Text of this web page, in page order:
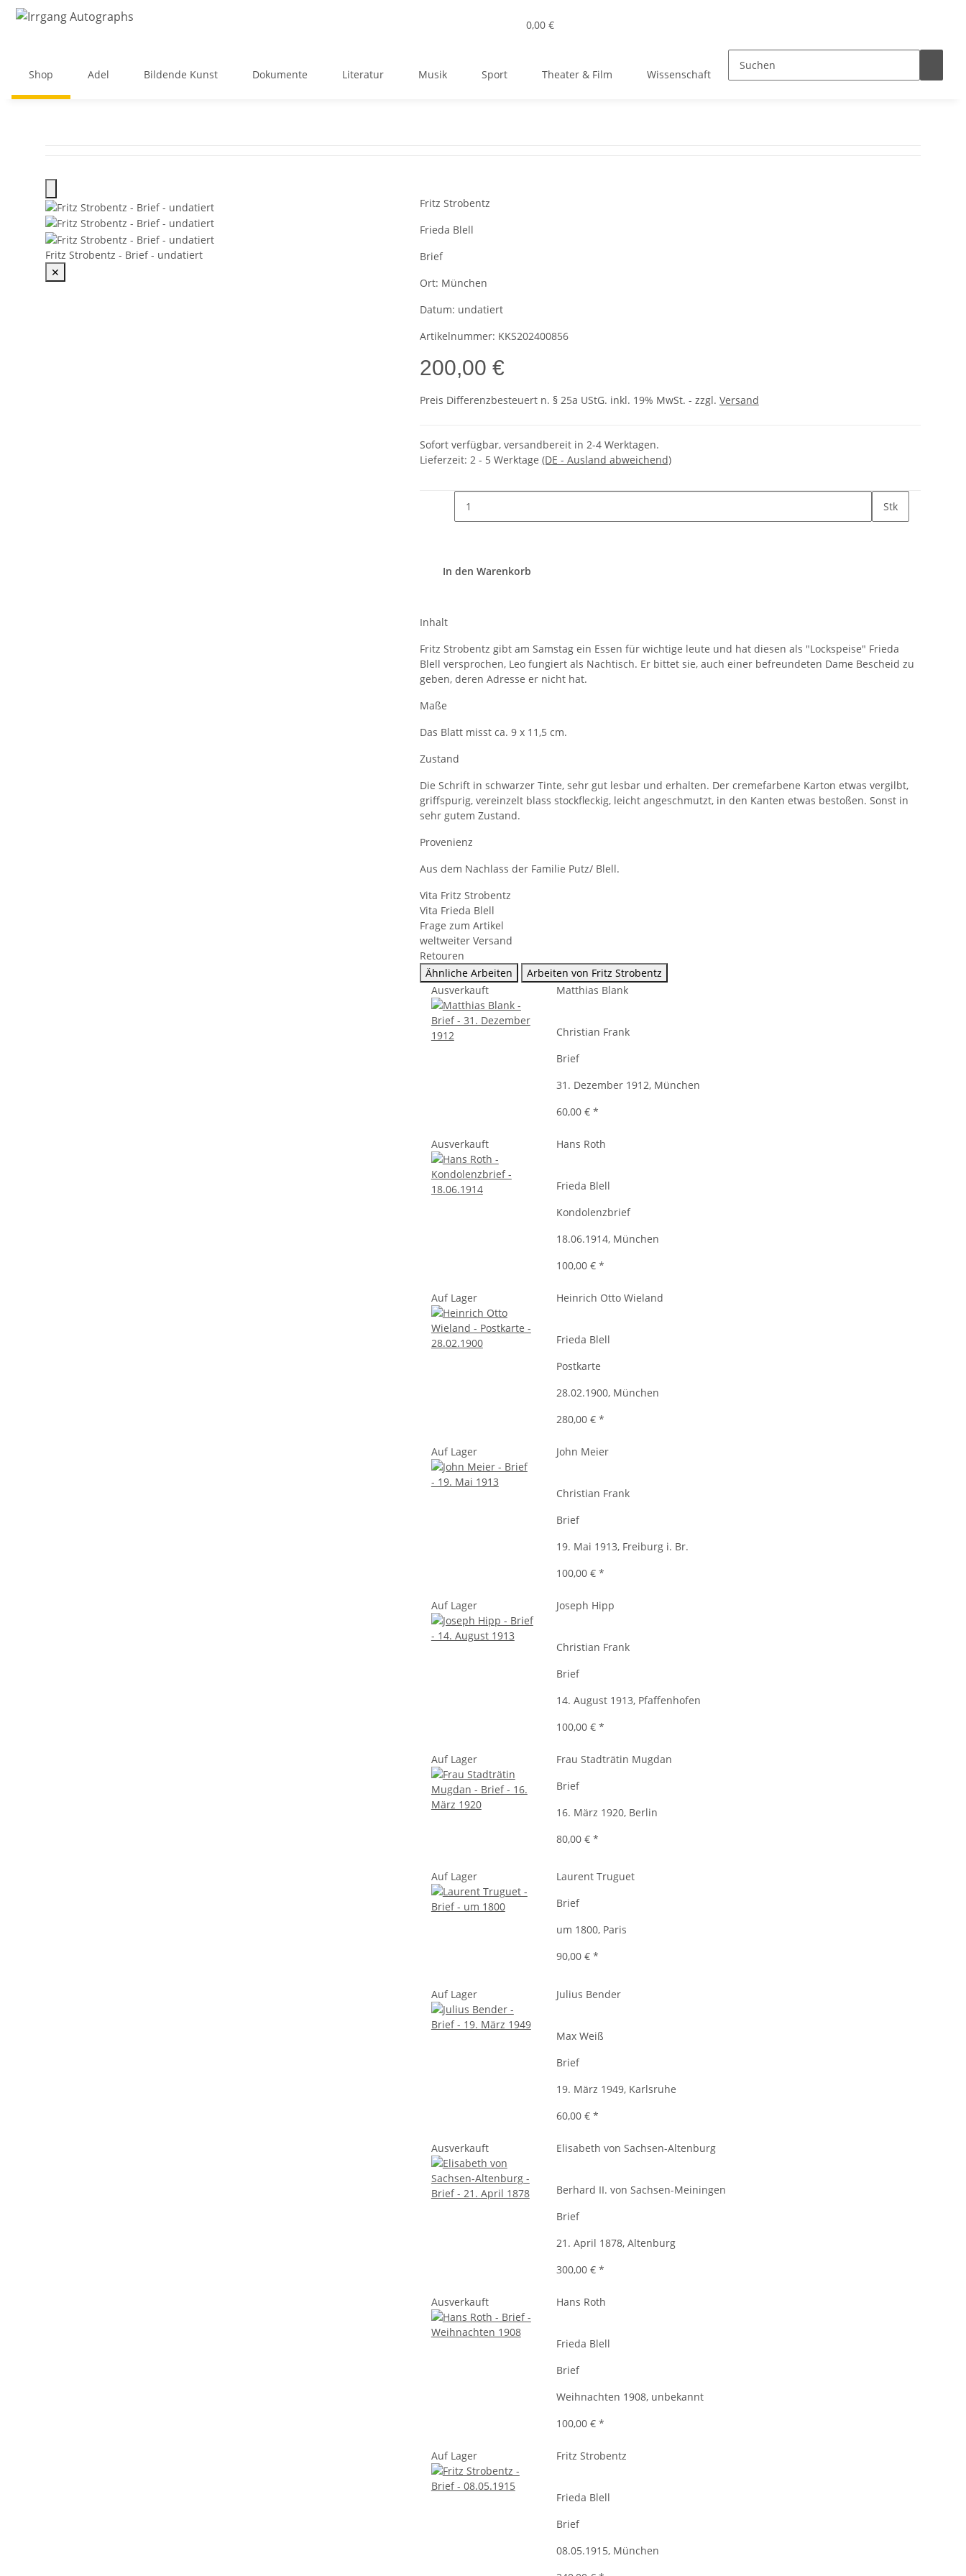
0,00 €
Shop Adel Bildende Kunst Dokumente Literatur Musik Sport Theater & Film Wissenschaft
Fritz Strobentz - Brief - undatiert
✕
Fritz Strobentz
Frieda Blell
Brief
Ort: München
Datum: undatiert
Artikelnummer: KKS202400856
200,00 €
Preis Differenzbesteuert n. § 25a UStG. inkl. 19% MwSt. - zzgl. Versand
Sofort verfügbar, versandbereit in 2-4 Werktagen.
Lieferzeit: 2 - 5 Werktage (DE - Ausland abweichend)
Stk
In den Warenkorb
Inhalt
Fritz Strobentz gibt am Samstag ein Essen für wichtige leute und hat diesen als "Lockspeise" Frieda
Blell versprochen, Leo fungiert als Nachtisch. Er bittet sie, auch einer befreundeten Dame Bescheid zu
geben, deren Adresse er nicht hat.
Maße
Das Blatt misst ca. 9 x 11,5 cm.
Zustand
Die Schrift in schwarzer Tinte, sehr gut lesbar und erhalten. Der cremefarbene Karton etwas vergilbt,
griffspurig, vereinzelt blass stockfleckig, leicht angeschmutzt, in den Kanten etwas bestoßen. Sonst in
sehr gutem Zustand.
Provenienz
Aus dem Nachlass der Familie Putz/ Blell.
Vita Fritz Strobentz
Vita Frieda Blell
Frage zum Artikel
weltweiter Versand
Retouren
Ähnliche Arbeiten
Arbeiten von Fritz Strobentz
Ausverkauft
Matthias Blank
Christian Frank
Brief
31. Dezember 1912, München
60,00 €*
Ausverkauft Hans Roth
Frieda Blell
Kondolenzbrief
18.06.1914, München
100,00 €*
Auf Lager Heinrich Otto Wieland
Frieda Blell
Postkarte
28.02.1900, München
280,00 €*
Auf Lager John Meier
Christian Frank
Brief
19. Mai 1913, Freiburg i. Br.
100,00 €*
Auf Lager Joseph Hipp
Christian Frank
Brief
14. August 1913, Pfaffenhofen
100,00 €*
Auf Lager
Frau Stadträtin Mugdan
Brief
16. März 1920, Berlin
80,00 €*
Auf Lager
Laurent Truguet
Brief
um 1800, Paris
90,00 €*
Auf Lager Julius Bender
Max Weiß
Brief
19. März 1949, Karlsruhe
60,00 €*
Ausverkauft Elisabeth von Sachsen-Altenburg
Berhard II. von Sachsen-Meiningen
Brief
21. April 1878, Altenburg
300,00 €*
Ausverkauft Hans Roth
Frieda Blell
Brief
Weihnachten 1908, unbekannt
100,00 €*
Auf Lager Fritz Strobentz
Frieda Blell
Brief
08.05.1915, München